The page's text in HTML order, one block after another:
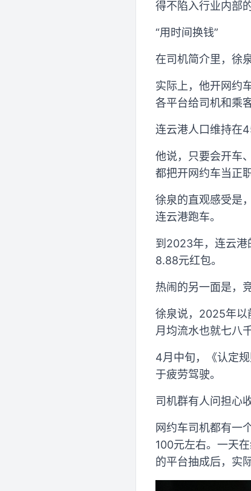
得不陷入行业内部
“用时间换钱”
在司机简介里，徐
实际上，他开网约
各平台给司机和乘
连云港人口维持在
他说，只要会开车
都把开网约车当正
徐泉的直观感受是
连云港跑车。
到2023年，连云港
8.88元红包。
热闹的另一面是，
徐泉说，2025年以
月均流水也就七八千
4月中旬，《认定
于疲劳驾驶。
司机群有人问担心
网约车司机都有一
100元左右。一天
的平台抽成后，实